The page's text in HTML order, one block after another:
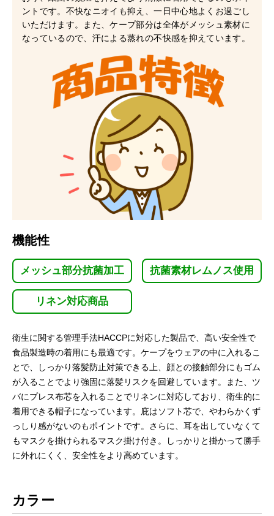
ントです。不快なニオイも抑え、一日中心地よくお過ごし
いただけます。また、ケープ部分は全体がメッシュ素材に
なっているので、汗による蒸れの不快感を抑えています。
機能性
メッシュ部分抗菌加工 抗菌素材レムノス使用
リネン対応商品
衛生に関する管理手法HACCPに対応した製品で、高い安全性で
食品製造時の着用にも最適です。ケープをウェアの中に入れるこ
とで、しっかり落髪防止対策できる上、顔との接触部分にもゴム
が入ることでより強固に落髪リスクを回避しています。また、ツ
バにプレス布芯を入れることでリネンに対応しており、衛生的に
着用できる帽子になっています。庇はソフト芯で、やわらかくず
っしり感がないのもポイントです。さらに、耳を出していなくて
もマスクを掛けられるマスク掛け付き。しっかりと掛かって勝手
に外れにくく、安全性をより高めています。
カラー